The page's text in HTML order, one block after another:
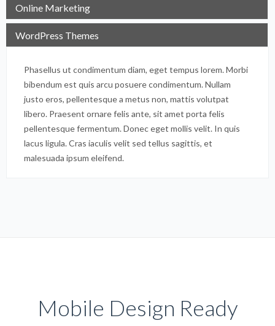
Online Marketing
WordPress Themes
Phasellus ut condimentum diam, eget tempus lorem. Morbi
bibendum est quis arcu posuere condimentum. Nullam
justo eros, pellentesque a metus non, mattis volutpat
libero. Praesent ornare felis ante, sit amet porta felis
pellentesque fermentum. Donec eget mollis velit. In quis
lacus ligula. Cras iaculis velit sed tellus sagittis, et
malesuada ipsum eleifend.
Mobile Design Ready